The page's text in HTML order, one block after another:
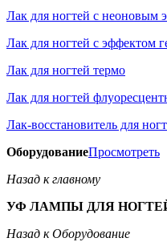
Лак для ногтей с неоновым
Лак для ногтей с эффектом
Лак для ногтей термо
Лак для ногтей
Лак-восстановитель для
ОборудованиеПросмотреть
Назад к главному
УФ ЛАМПЫ ДЛЯ
Назад к Оборудование